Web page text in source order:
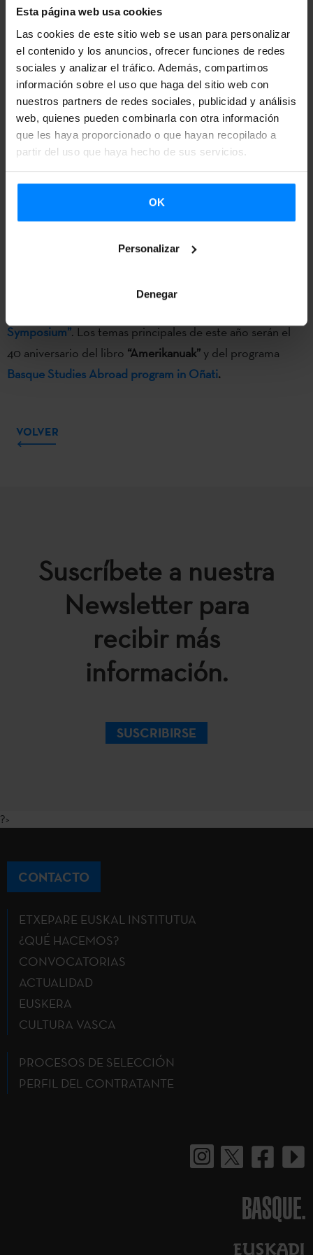
Esta página web usa cookies
Las cookies de este sitio web se usan para personalizar
el contenido y los anuncios, ofrecer funciones de redes
sociales y analizar el tráfico. Además, compartimos
información sobre el uso que haga del sitio web con
nuestros partners de redes sociales, publicidad y análisis
web, quienes pueden combinarla con otra información
que les haya proporcionado o que hayan recopilado a
partir del uso que haya hecho de sus servicios.
OK
Personalizar
Denegar
vasca, Boise State University - Basque Studies
en marcha diferentes actividades. Por segunda vez
consecutiva han organizado un concurso literario de
temática vasca, y están buscando participantes para el
simposio que celebran anualmente.
ElconcursoAnnual Basque Literary Writing Contest
promueve la literatura no-académica en inglés sobre temas
vascos, y se organiza en colaboración con el Center for
basque Studies (University on nevada, Reno). Los textos
Por otro lado, Boise State Studies ha hecho un
Symposium”. Los temas principales de este año serán el
40 aniversario del libro “Amerikanuak” y del programa
Basque Studies Abroad program in Oñati.
VOLVER
Suscríbete a nuestra
Newsletter para
recibir más
información.
SUSCRIBIRSE
?>
CONTACTO
ETXEPARE EUSKAL INSTITUTUA
¿QUÉ HACEMOS?
CONVOCATORIAS
ACTUALIDAD
EUSKERA
CULTURA VASCA
PROCESOS DE SELECCIÓN
PERFIL DEL CONTRATANTE
BASQUE.